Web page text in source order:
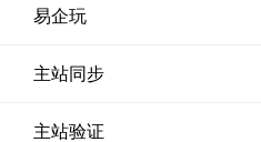
易企玩
主站同步
主站验证